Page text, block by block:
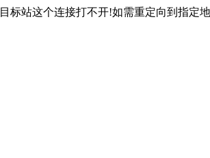
标站这个连接打不开!如需重定向到指定